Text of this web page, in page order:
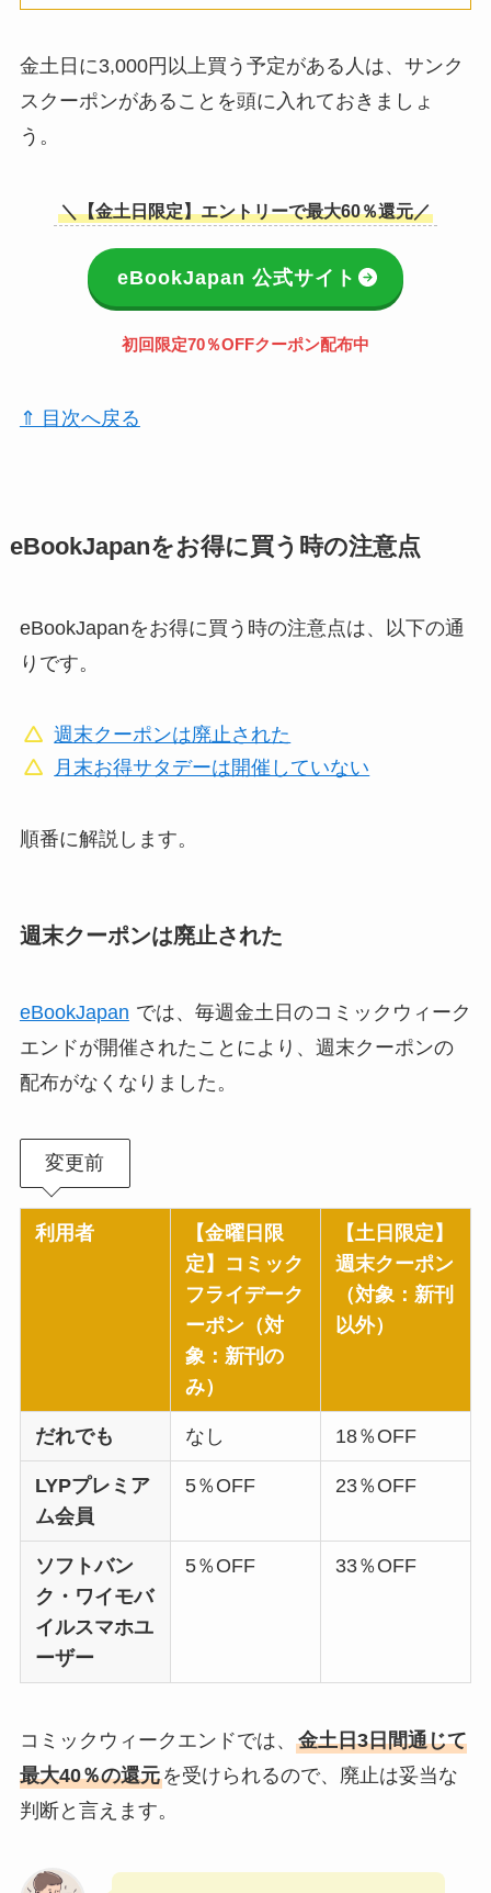
金土日に3,000円以上買う予定がある人は、サンク
スクーポンがあることを頭に入れておきましょ
う。
＼【金土日限定】エントリーで最大60％還元／
eBookJapan 公式サイト
初回限定70％OFFクーポン配布中
⇑ 目次へ戻る
eBookJapanをお得に買う時の注意点
eBookJapanをお得に買う時の注意点は、以下の通
りです。
週末クーポンは廃止された
月末お得サタデーは開催していない
順番に解説します。
週末クーポンは廃止された
eBookJapan では、毎週金土日のコミックウィーク
エンドが開催されたことにより、週末クーポンの
配布がなくなりました。
変更前
利用者
【金曜日限
定】コミック
フライデーク
ーポン（対
象：新刊の
み）
【土日限定】
週末クーポン
（対象：新刊
以外）
だれでも なし 18％OFF
LYPプレミア
ム会員
5％OFF 23％OFF
ソフトバン
ク・ワイモバ
イルスマホユ
ーザー
5％OFF 33％OFF
コミックウィークエンドでは、 金土日3日間通じて
最大40％の還元を受けられるので、廃止は妥当な
判断と言えます。